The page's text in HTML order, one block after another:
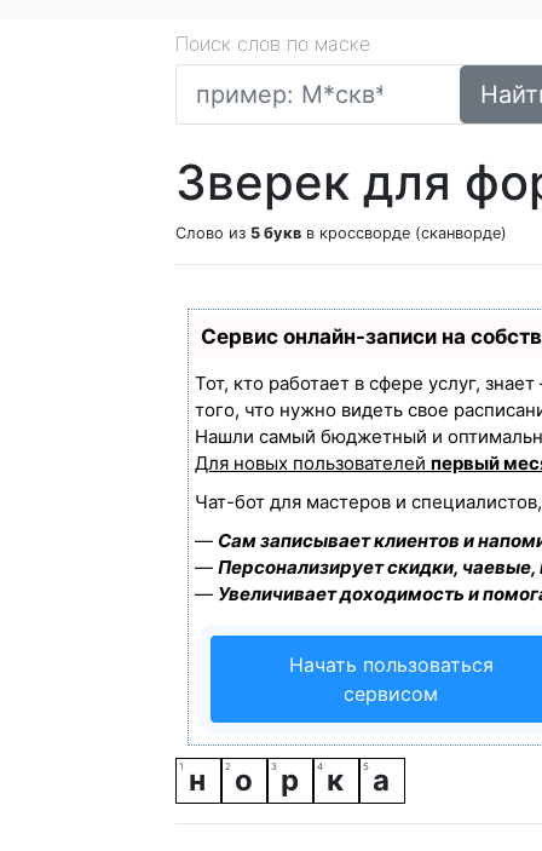
Поиск слов по маске
Зверек для
Слово из 5 букв в кроссворде (сканворде)
Сервис онлайн-записи на
Тот, кто работает в сфере услуг,
того, что нужно видеть свое
Нашли самый бюджетный и
Для новых пользователей первый
Чат-бот для мастеров и
— Сам записывает клиентов и
— Персонализирует скидки,
— Увеличивает доходимость и
Начать пользоваться
сервисом
н о р к а